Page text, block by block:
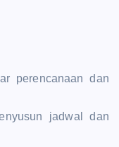
perencanaan dan
jadwal dan